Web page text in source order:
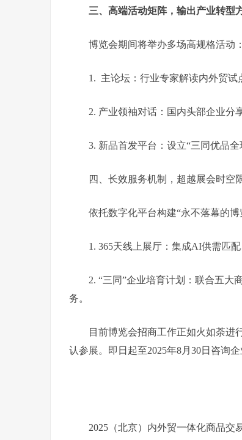
三、高端活动矩阵，输出产业转型
博览会期间将举办多场高规格活动：
1. 主论坛：行业专家解读内外贸试
2. 产业领袖对话：国内头部企业分
3. 新品首发平台：设立“三同优品
四、长效服务机制，超越展会时空
依托数字化平台构建“永不落幕的博
1. 365天线上展厅：集成AI供需匹
2. “三同”企业培育计划：联合五大
务。
目前博览会招商工作正如火如荼进
认参展。即日起至2025年8月30日咨询企
2025（北京）内外贸一体化商品